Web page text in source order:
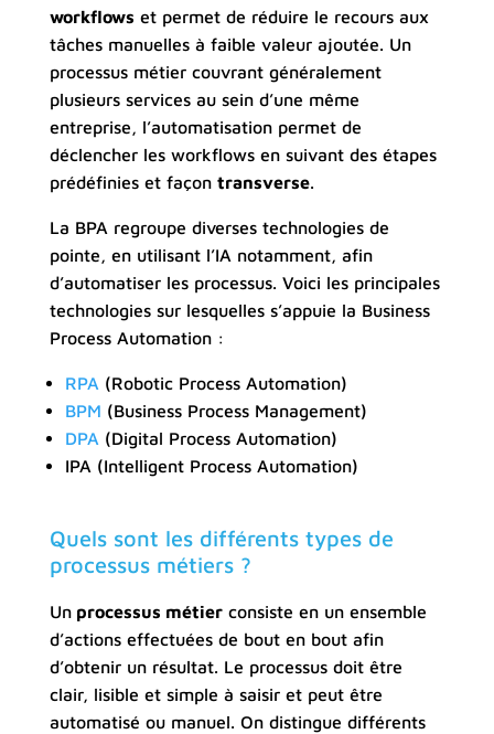
workflows et permet de réduire le recours aux
tâches manuelles à faible valeur ajoutée. Un
processus métier couvrant généralement
plusieurs services au sein d’une même
entreprise, l’automatisation permet de
déclencher les workflows en suivant des étapes
prédéfinies et façon transverse.
La BPA regroupe diverses technologies de
pointe, en utilisant l’IA notamment, afin
d’automatiser les processus. Voici les principales
technologies sur lesquelles s’appuie la Business
Process Automation :
RPA (Robotic Process Automation)
BPM (Business Process Management)
DPA (Digital Process Automation)
IPA (Intelligent Process Automation)
Quels sont les différents types de
processus métiers ?
Unprocessus métierconsiste en un ensemble
d’actions effectuées de bout en bout afin
d’obtenir un résultat. Le processus doit être
clair, lisible et simple à saisir et peut être
automatisé ou manuel. On distingue différents